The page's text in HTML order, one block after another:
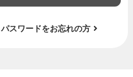
パスワードをお忘れの方